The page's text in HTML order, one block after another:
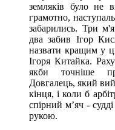
земляків було не
грамотно,
забарились. Три
два забив Ігор
назвати кращим у
Ігоря Китайка.
якби точніше
Довгалець, який
кінця, і коли б
спірний м’яч -
рукою.